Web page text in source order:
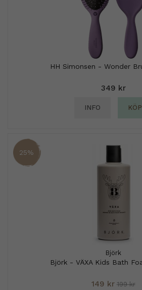
HH Simonsen - Wonder
349 kr
INFO KÖP
25%
Björk
Björk - VÄXA Kids Bath
149 kr 199 kr